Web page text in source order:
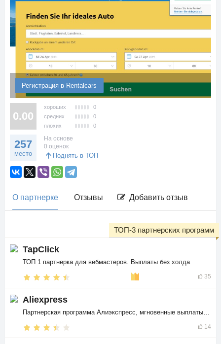
Регистрация в Rentalcars
0.00
хороших
0
средних
0
плохих
0
257
место
На основе
0 оценок
Поднять в ТОП
О партнерке Отзывы Добавить отзыв
TapClick
ТОП 1 партнерка для вебмастеров. Выплаты без холда
35
ТОП-3 партнерских программ
Aliexpress
14